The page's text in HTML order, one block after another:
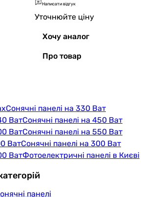
Написати відгук
Уточнюйте ціну
Хочу аналог
Про товар
Сонячні панелі на 330 Ват
ВатСонячні панелі на 450 Ват
ВатСонячні панелі на 550 Ват
ВатСонячні панелі на 300 Ват
ВатФотоелектричні панелі в Києві
панелі